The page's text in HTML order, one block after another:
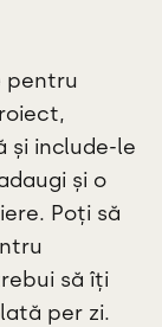
pentru
și include-le
și o
Poți să
să îți
per zi.